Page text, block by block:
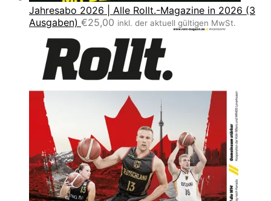
Jahresabo 2026 | Alle Rollt.-Magazine in 2026 (3
Ausgaben) €25,00 inkl. der aktuell gültigen MwSt.